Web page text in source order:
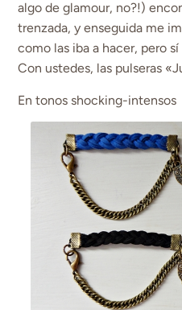
algo de glamour, no?!)
trenzada, y enseguida me
como las iba a hacer, pero
Con ustedes, las pulseras
En tonos shocking-intensos